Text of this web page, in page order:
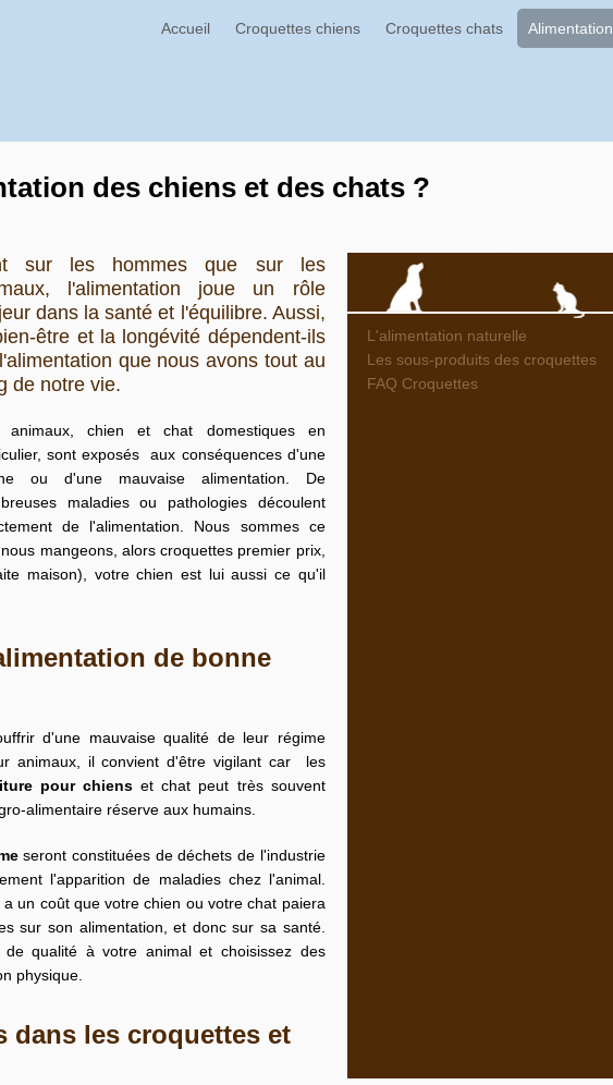
Accueil Croquettes chiens Croquettes chats Alimentation
des chiens et des chats ?
sur les hommes que sur les
l'alimentation joue un rôle
dans la santé et l'équilibre. Aussi,
être et la longévité dépendent-ils
que nous avons tout au
de notre vie.
animaux, chien et chat domestiques en
sont exposés aux conséquences d'une
ou d'une mauvaise alimentation. De
maladies ou pathologies découlent
de l'alimentation. Nous sommes ce
mangeons, alors croquettes premier prix,
maison), votre chien est lui aussi ce qu'il
de bonne
d'une mauvaise qualité de leur régime
animaux, il convient d'être vigilant car les
pour chiens et chat peut très souvent
alimentaire réserve aux humains.
seront constituées de déchets de l'industrie
l'apparition de maladies chez l'animal.
un coût que votre chien ou votre chat paiera
sur son alimentation, et donc sur sa santé.
de qualité à votre animal et choisissez des
physique.
dans les croquettes et
L'alimentation naturelle
Les sous-produits des croquettes
FAQ Croquettes